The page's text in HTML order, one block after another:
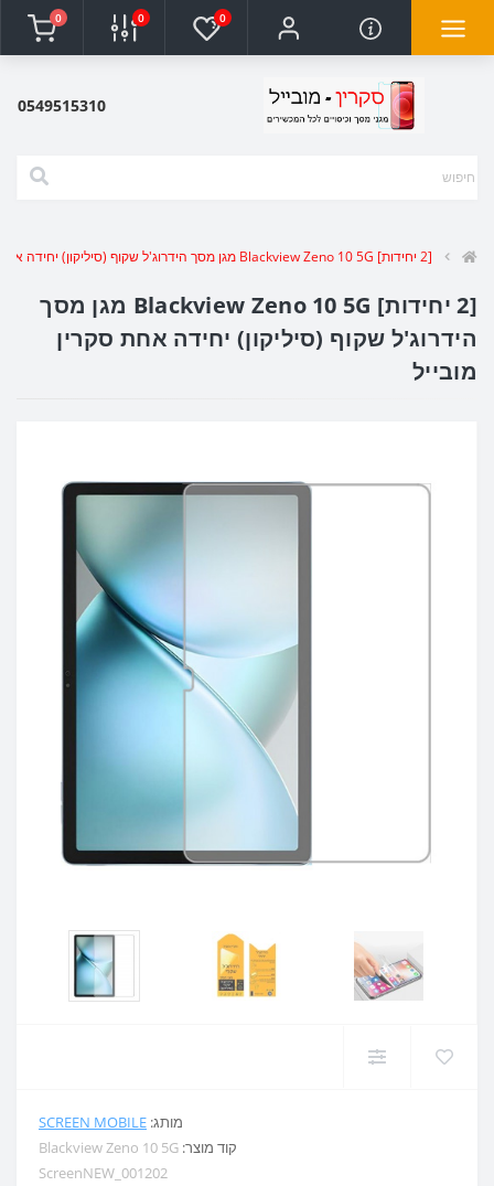
0
0
0
0549515310
[2 יחידות] Blackview Zeno 10 5G מגן מסך הידרוג'ל שקוף (סיליקון) יחידה אחת סקרין מובייל
[2 יחידות] Blackview Zeno 10 5G מגן מסך
הידרוג'ל שקוף (סיליקון) יחידה אחת סקרין
מובייל
מותג: SCREEN MOBILE
קוד מוצר: Blackview Zeno 10 5G
ScreenNEW_001202